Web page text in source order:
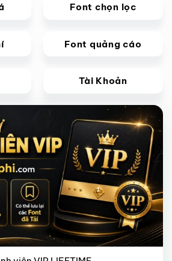
Font chọn lọc
Font quảng cáo
Tài Khoản